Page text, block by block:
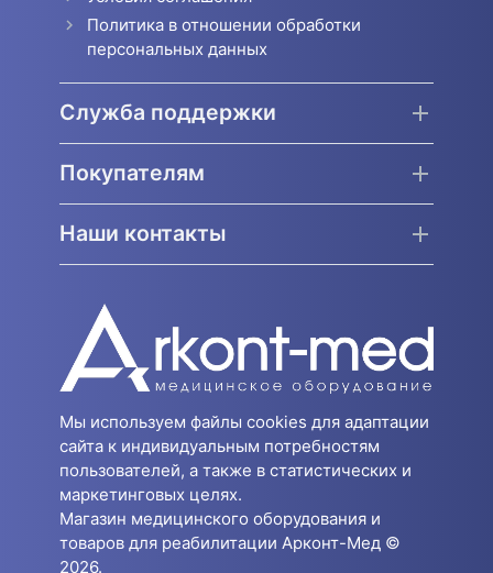
Политика в отношении обработки
персональных данных
Служба поддержки
Покупателям
Наши контакты
Мы используем файлы cookies для адаптации
сайта к индивидуальным потребностям
пользователей, а также в статистических и
маркетинговых целях.
Магазин медицинского оборудования и
товаров для реабилитации Арконт-Мед ©
2026.